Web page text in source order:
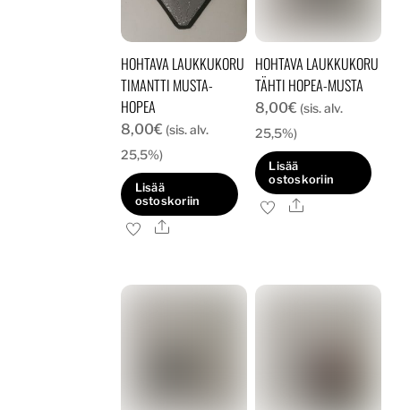
HOHTAVA LAUKKUKORU
TIMANTTI MUSTA-
HOPEA
8,00€ (sis. alv.
25,5%)
Lisää
ostoskoriin
Ale
HOHTAVA LAUKKUKORU
TÄHTI HOPEA-MUSTA
8,00€ (sis. alv.
25,5%)
Lisää
ostoskoriin
Ale